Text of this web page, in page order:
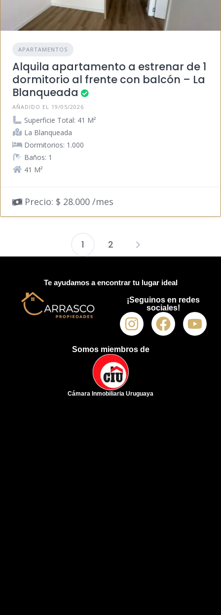
APARTAMENTOS
Alquila apartamento a estrenar de 1
dormitorio al frente con balcón – La
Blanqueada
AÑADIDO EL 19/05/2026
Superficie Total: 41 M²
La Blanqueada
Dormitorios: 1.000
Baños: 1
41 M²
Precio: $ 28.000 /mes
1 2
Te ayudamos a encontrar tu lugar ideal
¡Seguinos en redes
sociales!
Somos miembros de
Cámara Inmobiliaria Uruguaya